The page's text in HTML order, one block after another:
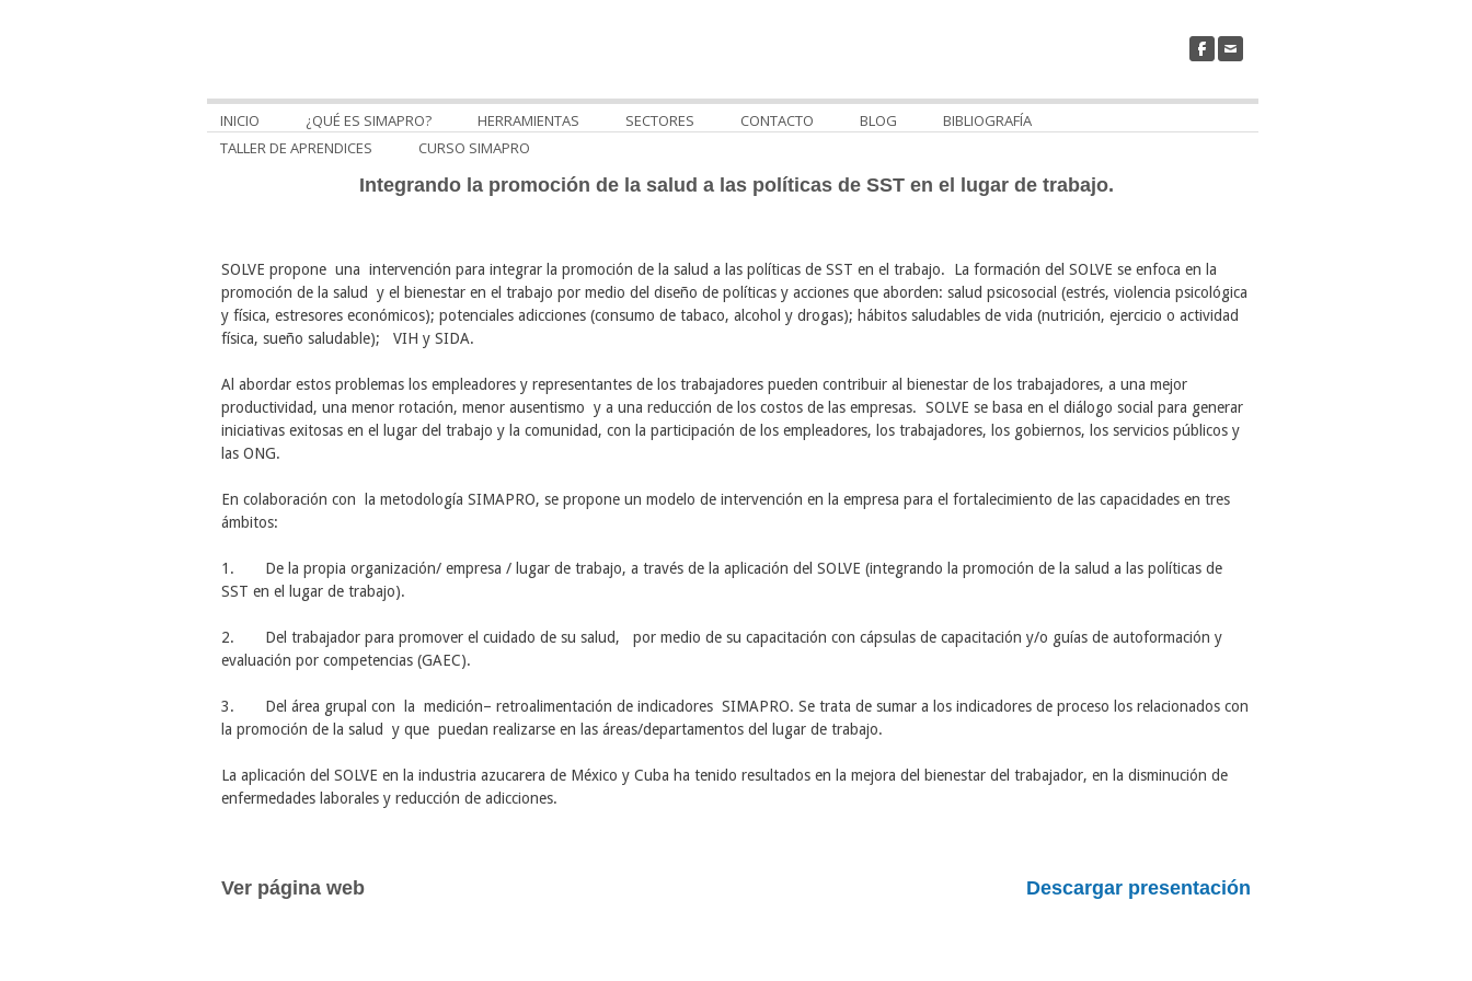
INICIO ¿QUÉ ES SIMAPRO? HERRAMIENTAS SECTORES CONTACTO BLOG
BIBLIOGRAFÍA
TALLER DE APRENDICES
CURSO SIMAPRO
Integrando la promoción de la salud a las políticas de SST en el lugar de trabajo.
SOLVE propone una intervención para integrar la promoción de la salud a las políticas de SST en el trabajo. La formación del SOLVE se enfoca en la
promoción de la salud y el bienestar en el trabajo por medio del diseño de políticas y acciones que aborden: salud psicosocial (estrés, violencia psicológica
y física, estresores económicos); potenciales adicciones (consumo de tabaco, alcohol y drogas); hábitos saludables de vida (nutrición, ejercicio o actividad
física, sueño saludable); VIH y SIDA.
Al abordar estos problemas los empleadores y representantes de los trabajadores pueden contribuir al bienestar de los trabajadores, a una mejor
productividad, una menor rotación, menor ausentismo y a una reducción de los costos de las empresas. SOLVE se basa en el diálogo social para generar
iniciativas exitosas en el lugar del trabajo y la comunidad, con la participación de los empleadores, los trabajadores, los gobiernos, los servicios públicos y
las ONG.
En colaboración con la metodología SIMAPRO, se propone un modelo de intervención en la empresa para el fortalecimiento de las capacidades en tres
ámbitos:
1.
De la propia organización/ empresa / lugar de trabajo, a través de la aplicación del SOLVE (integrando la promoción de la salud a las políticas de
SST en el lugar de trabajo).
2.
Del trabajador para promover el cuidado de su salud, por medio de su capacitación con cápsulas de capacitación y/o guías de autoformación y
evaluación por competencias (GAEC).
3.
Del área grupal con la medición– retroalimentación de indicadores SIMAPRO. Se trata de sumar a los indicadores de proceso los relacionados con
la promoción de la salud y que puedan realizarse en las áreas/departamentos del lugar de trabajo.
La aplicación del SOLVE en la industria azucarera de México y Cuba ha tenido resultados en la mejora del bienestar del trabajador, en la disminución de
enfermedades laborales y reducción de adicciones.
Ver página web Descargar presentación